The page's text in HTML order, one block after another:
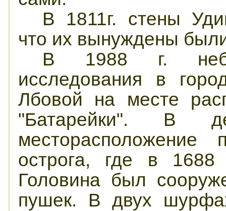
В 1811г. стены
что их вынуждены
В 1988 г.
исследования в
Лбовой на месте
"Батарейки". В
месторасположение
острога, где в
Головина был
пушек. В двух